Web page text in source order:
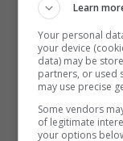
le storie,
diventano
Learn
Your personal
your device
data) may be
partners, or used
may use precise
Some vendors
of legitimate
your options